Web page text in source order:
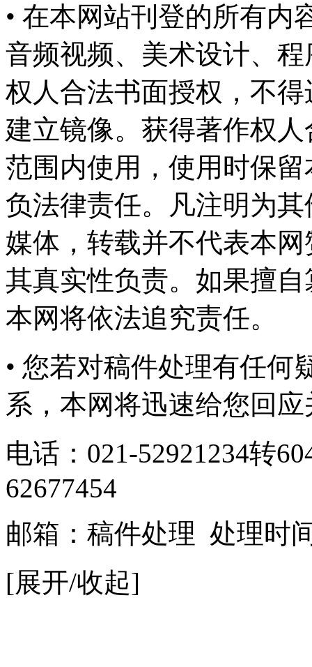
• 在本网站刊登的所有内
音频视频、美术设计、
权人合法书面授权，不
建立镜像。获得著作权
范围内使用，使用时保
负法律责任。凡注明为
媒体，转载并不代表本
其真实性负责。如果擅
本网将依法追究责任。
• 您若对稿件处理有任何
系，本网将迅速给您回
电话：021-52921234转
62677454
邮箱： 稿件处理 处理时
[展开/收起]